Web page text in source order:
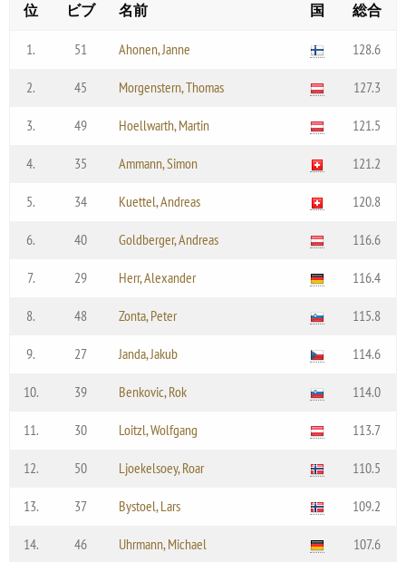
位 ビブ 名前 国 総合
1. 51 Ahonen, Janne 128.6
2. 45 Morgenstern, Thomas 127.3
3. 49 Hoellwarth, Martin 121.5
4. 35 Ammann, Simon 121.2
5. 34 Kuettel, Andreas 120.8
6. 40 Goldberger, Andreas 116.6
7. 29 Herr, Alexander 116.4
8. 48 Zonta, Peter 115.8
9. 27 Janda, Jakub 114.6
10. 39 Benkovic, Rok 114.0
11. 30 Loitzl, Wolfgang 113.7
12. 50 Ljoekelsoey, Roar 110.5
13. 37 Bystoel, Lars 109.2
14. 46 Uhrmann, Michael 107.6